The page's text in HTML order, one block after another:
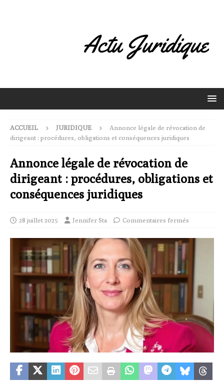
ACCUEIL JURIDIQUE
Annonce légale de révocation de
dirigeant : procédures, obligations et conséquences juridiques
Annonce légale de révocation de
dirigeant : procédures, obligations et
conséquences juridiques
28 juillet 2025 Jennifer Sta Commentaires fermés